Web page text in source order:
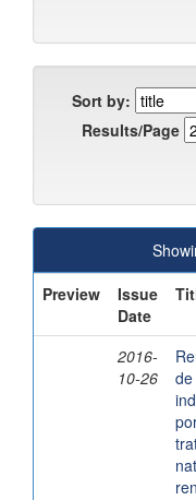
Sort by:
Results/Page
Preview
Issue
Date
2016-
10-26